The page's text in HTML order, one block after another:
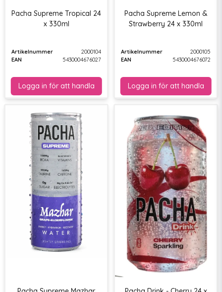
Pacha Supreme Tropical 24
x 330ml
Artikelnummer
2000104
EAN
5430004676027
Pacha Supreme Lemon &
Strawberry 24 x 330ml
Artikelnummer
2000105
EAN
5430004676072